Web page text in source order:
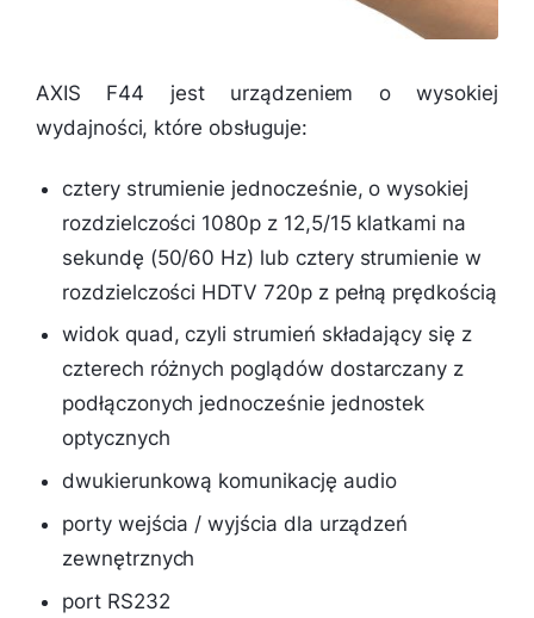
AXIS F44 jest urządzeniem o wysokiej
wydajności, które obsługuje:
cztery strumienie jednocześnie, o wysokiej
rozdzielczości 1080p z 12,5/15 klatkami na
sekundę (50/60 Hz) lub cztery strumienie w
rozdzielczości HDTV 720p z pełną prędkością
widok quad, czyli strumień składający się z
czterech różnych poglądów dostarczany z
podłączonych jednocześnie jednostek
optycznych
dwukierunkową komunikację audio
porty wejścia / wyjścia dla urządzeń
zewnętrznych
port RS232